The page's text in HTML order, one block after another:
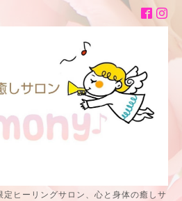
ヒーリングサロン、心と身体の癒しサ